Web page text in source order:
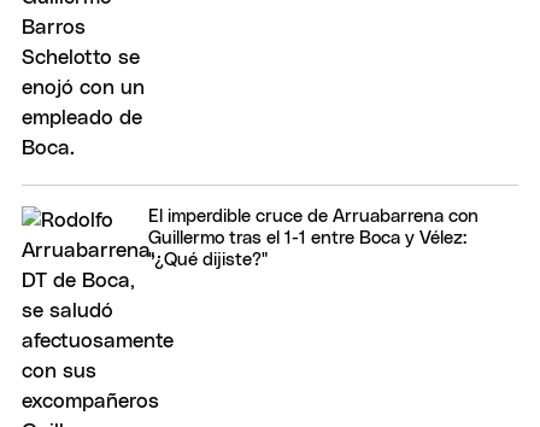
El imperdible cruce de Arruabarrena con
Guillermo tras el 1-1 entre Boca y Vélez:
"¿Qué dijiste?"